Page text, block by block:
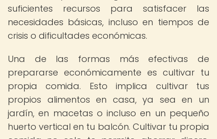
suficientes recursos para satisfacer las
necesidades básicas, incluso en tiempos de
crisis o dificultades económicas.
Una de las formas más efectivas de
prepararse económicamente es cultivar tu
propia comida. Esto implica cultivar tus
propios alimentos en casa, ya sea en un
jardín, en macetas o incluso en un pequeño
huerto vertical en tu balcón. Cultivar tu propia